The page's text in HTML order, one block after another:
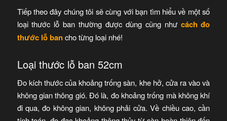
Tiếp theo đây chúng tôi sẽ cùng với bạn tìm hiểu về một số
loại thước lỗ ban thường được dùng cũng như cách đo
thước lỗ bancho từng loại nhé!
Loại thước lỗ ban 52cm
Đo kích thước của khoảng trống sàn, khe hở, cửa ra vào và
không gian thông gió. Đó là, đo khoảng trống mà không khí
đi qua, đo không gian, không phải cửa. Về chiều cao, cần